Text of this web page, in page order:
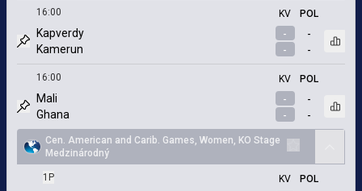
Označený zápas
16:00
Kapverdy
Kamerun
-
-
-
-
KV POL
Označený zápas
16:00
Mali
Ghana
-
-
-
-
KV POL
Cen. American and Carib. Games, Women, KO Stage
Medzinárodný
1P KV POL